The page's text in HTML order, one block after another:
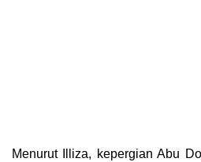
Menurut Illiza, kepergian Abu